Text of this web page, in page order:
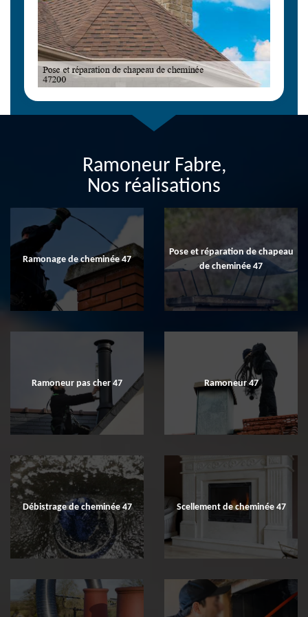
Ramoneur Fabre,
Nos réalisations
Ramonage de cheminée 47
Pose et réparation de chapeau
de cheminée 47
Ramoneur pas cher 47 Ramoneur 47
Débistrage de cheminée 47 Scellement de cheminée 47